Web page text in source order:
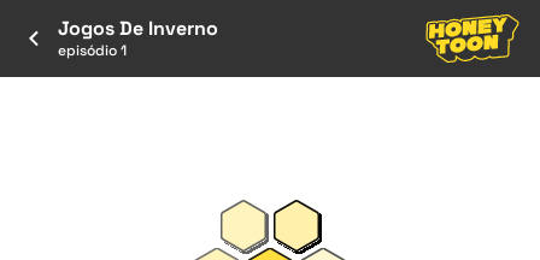
Jogos De Inverno
episódio 1